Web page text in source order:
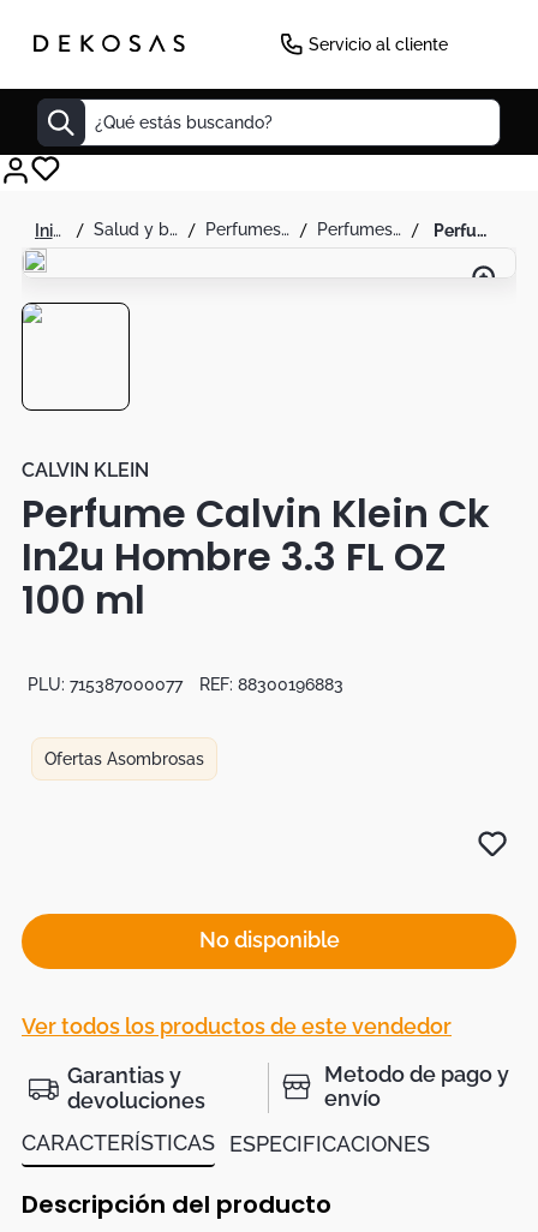
Servicio al cliente
¿Qué estás buscando?
salud y belleza perfumes y splash perfumes para hombre perfume calvin klein ck in2u hombre 3.3 fl oz 100 ml
CALVIN KLEIN
Perfume Calvin Klein Ck
In2u Hombre 3.3 FL OZ
100 ml
PLU: 715387000077 REF: 88300196883
Ofertas Asombrosas
No disponible
Ver todos los productos de este vendedor
Garantias y
devoluciones
Metodo de pago y
envío
CARACTERÍSTICAS
ESPECIFICACIONES
Descripción del producto
Decoracion
Botas
Lamparas
Bibliotecas
Duvet
Mesas Noche